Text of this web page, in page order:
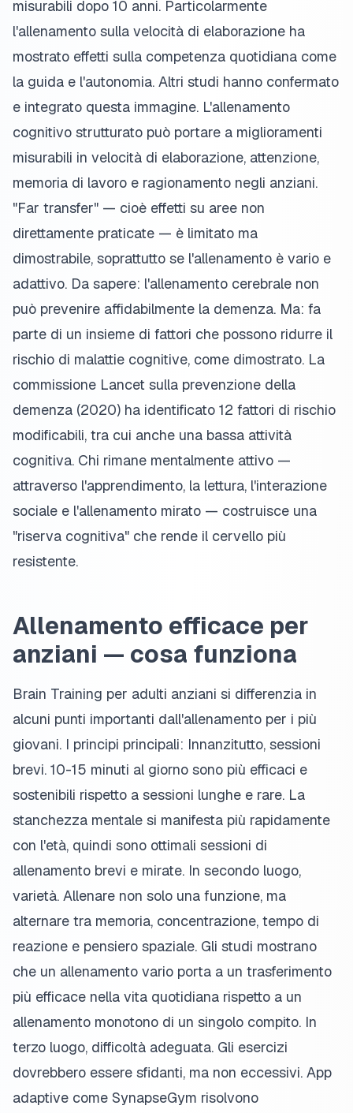
misurabili dopo 10 anni. Particolarmente
l'allenamento sulla velocità di elaborazione ha
mostrato effetti sulla competenza quotidiana come
la guida e l'autonomia. Altri studi hanno confermato
e integrato questa immagine. L'allenamento
cognitivo strutturato può portare a miglioramenti
misurabili in velocità di elaborazione, attenzione,
memoria di lavoro e ragionamento negli anziani.
"Far transfer" — cioè effetti su aree non
direttamente praticate — è limitato ma
dimostrabile, soprattutto se l'allenamento è vario e
adattivo. Da sapere: l'allenamento cerebrale non
può prevenire affidabilmente la demenza. Ma: fa
parte di un insieme di fattori che possono ridurre il
rischio di malattie cognitive, come dimostrato. La
commissione Lancet sulla prevenzione della
demenza (2020) ha identificato 12 fattori di rischio
modificabili, tra cui anche una bassa attività
cognitiva. Chi rimane mentalmente attivo —
attraverso l'apprendimento, la lettura, l'interazione
sociale e l'allenamento mirato — costruisce una
"riserva cognitiva" che rende il cervello più
resistente.
Allenamento efficace per
anziani — cosa funziona
Brain Training per adulti anziani si differenzia in
alcuni punti importanti dall'allenamento per i più
giovani. I principi principali: Innanzitutto, sessioni
brevi. 10-15 minuti al giorno sono più efficaci e
sostenibili rispetto a sessioni lunghe e rare. La
stanchezza mentale si manifesta più rapidamente
con l'età, quindi sono ottimali sessioni di
allenamento brevi e mirate. In secondo luogo,
varietà. Allenare non solo una funzione, ma
alternare tra memoria, concentrazione, tempo di
reazione e pensiero spaziale. Gli studi mostrano
che un allenamento vario porta a un trasferimento
più efficace nella vita quotidiana rispetto a un
allenamento monotono di un singolo compito. In
terzo luogo, difficoltà adeguata. Gli esercizi
dovrebbero essere sfidanti, ma non eccessivi. App
adaptive come SynapseGym risolvono